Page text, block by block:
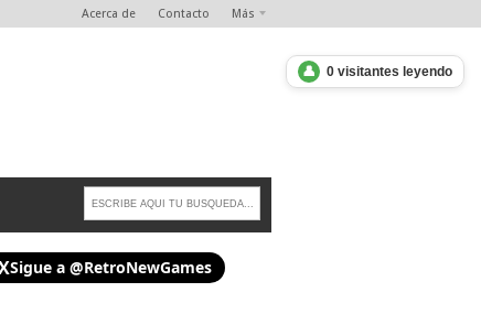
Acerca de Contacto Más
Sigue a @RetroNewGames
👤 0 visitantes leyendo